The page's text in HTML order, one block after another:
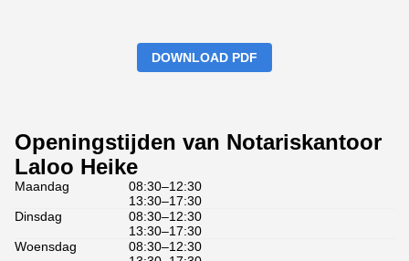
DOWNLOAD PDF
Openingstijden van Notariskantoor
Laloo Heike
Maandag
08:30–12:30
13:30–17:30
Dinsdag
08:30–12:30
13:30–17:30
Woensdag
08:30–12:30